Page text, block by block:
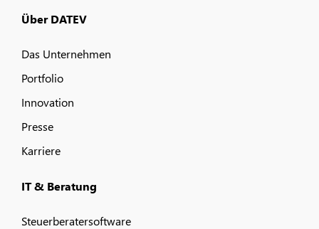
Über DATEV
Das Unternehmen
Portfolio
Innovation
Presse
Karriere
IT & Beratung
Steuerberatersoftware